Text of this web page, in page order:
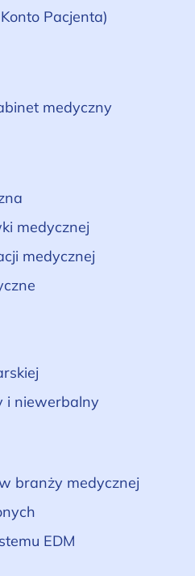
Pacjenta)
medyczny
medycznej
medycznej
i niewerbalny
branży medycznej
EDM